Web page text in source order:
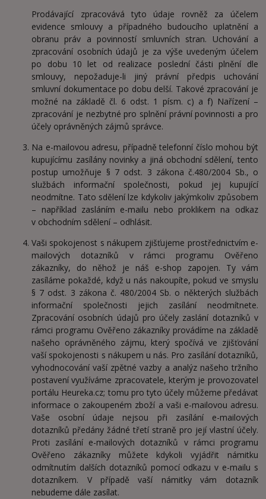
Prodávající zpracovává tyto údaje rovněž za účelem
evidence smlouvy a případného budoucího uplatnění a
obranu práv a povinností smluvních stran. Uchování a
zpracování osobních údajů je za výše uvedeným účelem
po dobu 10 let od realizace poslední části plnění dle
smlouvy, nepožaduje-li jiný právní předpis uchování
smluvní dokumentace po dobu delší. Takové zpracování je
možné na základě čl. 6 odst. 1 písm. c) a f) Nařízení –
zpracování je nezbytné pro splnění právní povinnosti a pro
účely oprávněných zájmů správce.
Na e-mailovou adresu, případně telefonní číslo mohou být
kupujícímu zasílány novinky a jiná obchodní sdělení, tento
postup umožňuje § 7 odst. 3 zákona č.480/2004 Sb., o
službách informační společnosti, pokud jej kupující
neodmítne. Tato sdělení lze kdykoliv jakýmkoliv způsobem
– například zasláním e-mailu nebo proklikem na odkaz
v obchodním sdělení – odhlásit.
Vaši spokojenost s nákupem zjišťujeme prostřednictvím e-
mailových dotazníků v rámci programu Ověřeno
zákazníky, do něhož je náš e-shop zapojen. Ty vám
zasíláme pokaždé, když u nás nakoupíte, pokud ve smyslu
§ 7 odst. 3 zákona č. 480/2004 Sb. o některých službách
informační společnosti jejich zasílání neodmítnete.
Zpracování osobních údajů pro účely zaslání dotazníků v
rámci programu Ověřeno zákazníky provádíme na základě
našeho oprávněného zájmu, který spočívá ve zjišťování
vaší spokojenosti s nákupem u nás. Pro zasílání dotazníků,
vyhodnocování vaší zpětné vazby a analýz našeho tržního
postavení využíváme zpracovatele, kterým je provozovatel
portálu Heureka.cz; tomu pro tyto účely můžeme předávat
informace o zakoupeném zboží a vaši e-mailovou adresu.
Vaše osobní údaje nejsou při zasílání e-mailových
dotazníků předány žádné třetí straně pro její vlastní účely.
Proti zasílání e-mailových dotazníků v rámci programu
Ověřeno zákazníky můžete kdykoli vyjádřit námitku
odmítnutím dalších dotazníků pomocí odkazu v e-mailu s
dotazníkem. V případě vaší námitky vám dotazník
nebudeme dále zasílat.